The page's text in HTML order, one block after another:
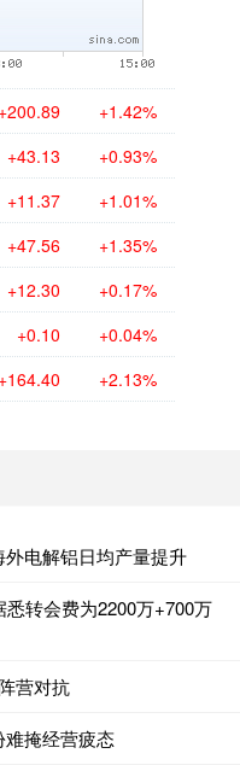
+200.89 +1.42%
+43.13 +0.93%
+11.37 +1.01%
+47.56 +1.35%
+12.30 +0.17%
+0.10 +0.04%
+164.40 +2.13%
电解铝日均产量提升
转会费为2200万+700万
营对抗
掩经营疲态